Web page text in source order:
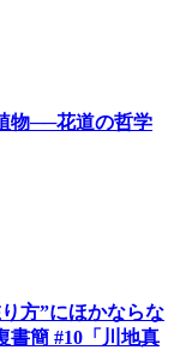
物──花道の哲学
方”にほかならな
簡 #10「川地真